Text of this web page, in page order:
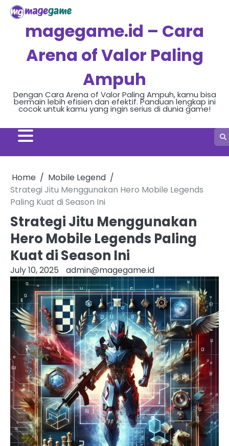
Skip
contentmagegame.id – Cara
Arena of Valor Paling
Ampuh
Dengan Cara Arena of Valor Paling Ampuh, kamu bisa
bermain lebih efisien dan efektif. Panduan lengkap ini
cocok untuk kamu yang ingin serius di dunia game!
Home
Mobile Legend
Strategi Jitu Menggunakan Hero Mobile Legends
Paling Kuat di Season Ini
Strategi Jitu Menggunakan
Hero Mobile Legends Paling
Kuat di Season Ini
July 10, 2025 admin@magegame.id